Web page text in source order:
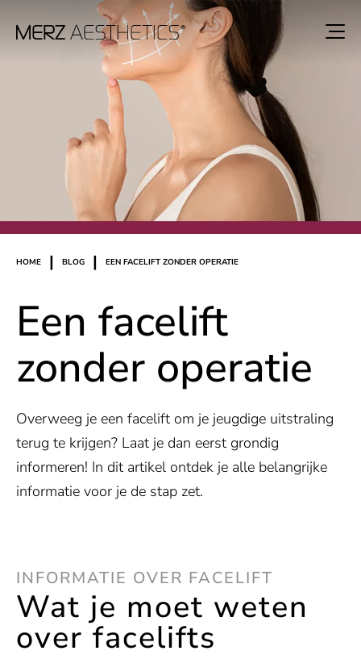
HOME | BLOG | EEN FACELIFT ZONDER OPERATIE
Een facelift
zonder operatie
Overweeg je een facelift om je jeugdige uitstraling
terug te krijgen? Laat je dan eerst grondig
informeren! In dit artikel ontdek je alle belangrijke
informatie voor je de stap zet.
INFORMATIE OVER FACELIFT
Wat je moet weten
over facelifts